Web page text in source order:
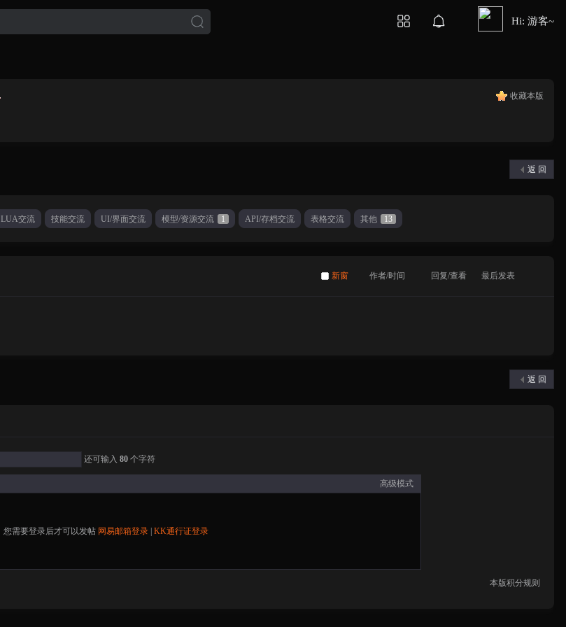
Hi: 游客~
收藏本版
返 回
LUA交流 技能交流 UI/界面交流 模型/资源交流 1 API/存档交流 表格交流 其他 13
新窗 作者/时间 回复/查看 最后发表
返 回
还可输入80 个字符
高级模式
您需要登录后才可以发帖 网易邮箱登录 |KK通行证登录
本版积分规则